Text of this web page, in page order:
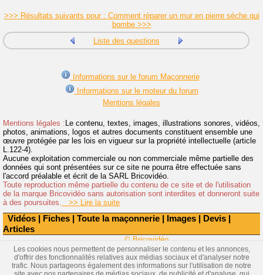
Vidéos | Fiches | Toute la maçonnerie | Images | Devis |
Articles
>>> Résultats suivants pour : Comment réparer un mur en pierre sèche qui
bombe >>>
Liste des questions
Informations sur le forum Maçonnerie
Informations sur le moteur du forum
Mentions légales
Mentions légales :Le contenu, textes, images, illustrations sonores, vidéos,
photos, animations, logos et autres documents constituent ensemble une
œuvre protégée par les lois en vigueur sur la propriété intellectuelle (article
L.122-4).
Aucune exploitation commerciale ou non commerciale même partielle des
données qui sont présentées sur ce site ne pourra être effectuée sans
l'accord préalable et écrit de la SARL Bricovidéo.
Toute reproduction même partielle du contenu de ce site et de l'utilisation
de la marque Bricovidéo sans autorisation sont interdites et donneront suite
à des poursuites.
>> Lire la suite
© Bricovidéo
Les cookies nous permettent de personnaliser le contenu et les annonces,
d'offrir des fonctionnalités relatives aux médias sociaux et d'analyser notre
trafic. Nous partageons également des informations sur l'utilisation de notre